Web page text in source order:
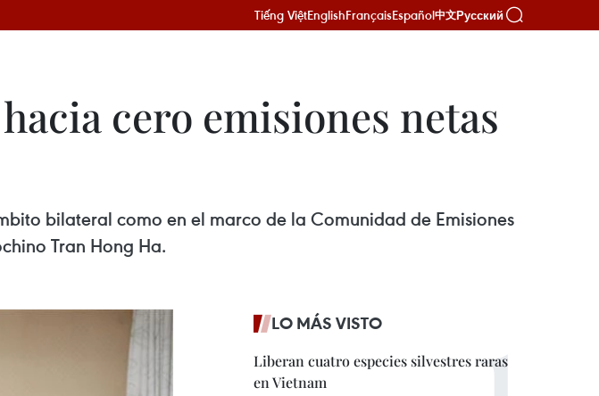
Tiếng ViệtEnglishFrançaisEspañol中文Русский
cero emisiones netas
bilateral como en el marco de la Comunidad de Emisiones
Tran Hong Ha.
LO MÁS VISTO
Liberan cuatro especies silvestres raras
en Vietnam